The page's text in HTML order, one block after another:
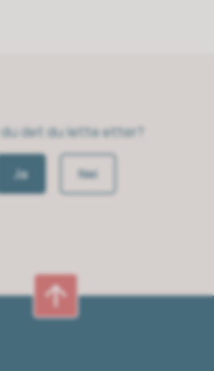
det du lette etter?
Ja Nei